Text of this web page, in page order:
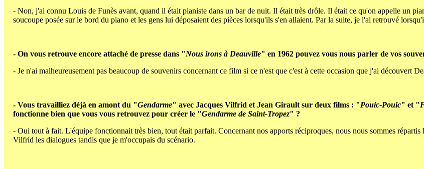
- Non, j'ai connu Louis de Funès avant, quand il était pianiste dans un bar de nuit. Il était très drôle. Il était ce qu'on appelle un
soucoupe posée sur le bord du piano et les gens lui déposaient des pièces lorsqu'ils s'en allaient. Par la suite, je l'ai retrouvé
- On vous retrouve encore attaché de presse dans "Nous irons à Deauville" en 1962 pouvez vous nous parler de vos
- Je n'ai malheureusement pas beaucoup de souvenirs concernant ce film si ce n'est que c'est à cette occasion que j'ai découvert
- Vous travailliez déjà en amont du "Gendarme" avec Jacques Vilfrid et Jean Girault sur deux films : "Pouic-Pouic" et "
fonctionne bien que vous vous retrouvez pour créer le "Gendarme de Saint-Tropez" ?
- Oui tout à fait. L'équipe fonctionnait très bien, tout était parfait. Concernant nos apports réciproques, nous nous sommes répartis
Vilfrid les dialogues tandis que je m'occupais du scénario.